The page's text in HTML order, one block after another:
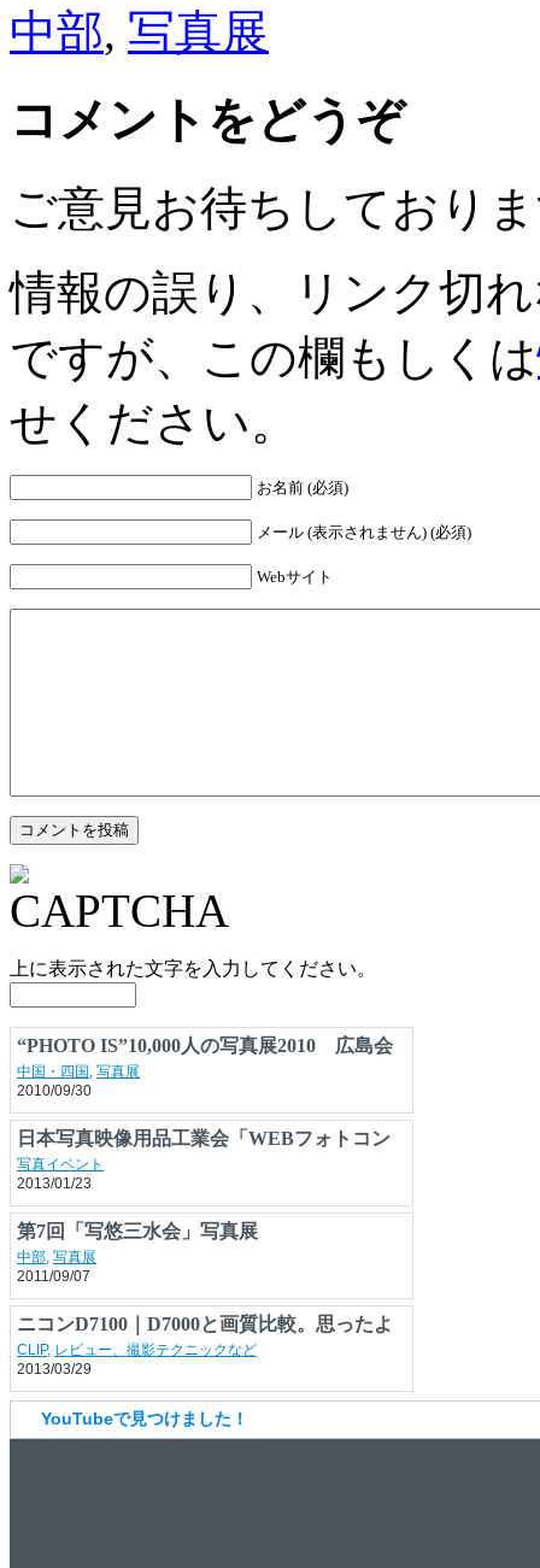
中部, 写真展
コメントをどうぞ
ご意見お待ちしており
情報の誤り、リンク切
ですが、この欄もしくは
せください。
お名前 (必須)
メール (表示されません) (必須)
Webサイト
上に表示された文字を入力してください。
“PHOTO IS”10,000人の写真展2010 広島会
場
中国・四国 , 写真展
2010/09/30
日本写真映像用品工業会「WEBフォトコン
テスト2013」を開催
写真イベント
2013/01/23
第7回「写悠三水会」写真展
中部, 写真展
2011/09/07
ニコンD7100｜D7000と画質比較。思ったよ
りも差は少ない!?
CLIP, レビュー、撮影テクニックなど
2013/03/29
YouTubeで見つけました！